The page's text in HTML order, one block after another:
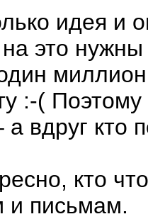
идея и
это
:-( Поэтому
вдруг кто
кто
и письмам.